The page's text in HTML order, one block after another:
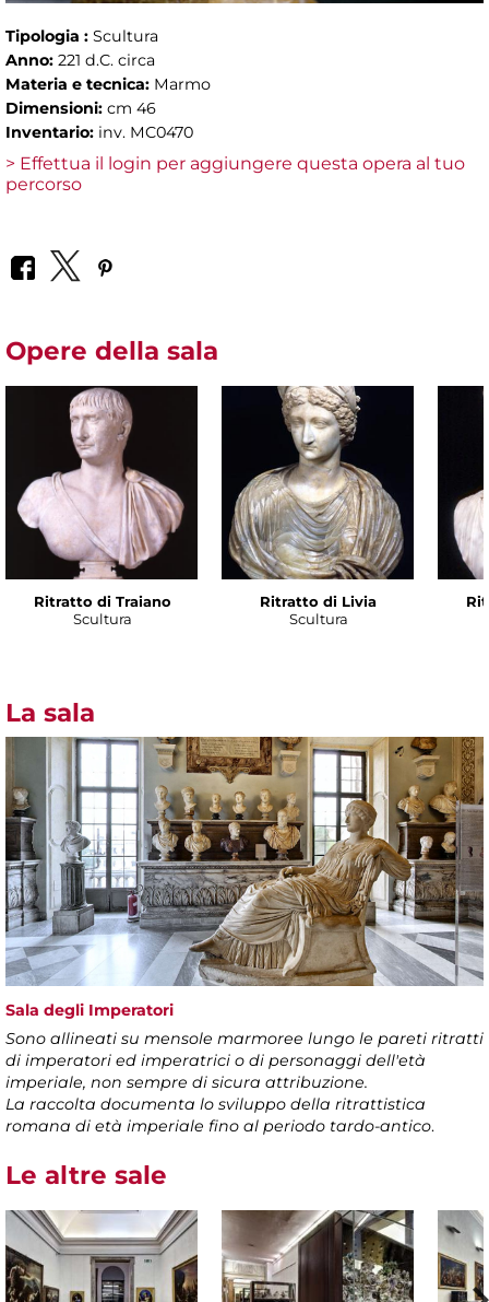
Tipologia : Scultura
Anno: 221 d.C. circa
Materia e tecnica: Marmo
Dimensioni: cm 46
Inventario: inv. MC0470
> Effettua il login per aggiungere questa opera al tuo
percorso
Opere della sala
Ritratto di Traiano
Scultura
Ritratto di Livia
Scultura
La sala
Sala degli Imperatori
Sono allineati su mensole marmoree lungo le pareti ritratti
di imperatori ed imperatrici o di personaggi dell'età
imperiale, non sempre di sicura attribuzione.
La raccolta documenta lo sviluppo della ritrattistica
romana di età imperiale fino al periodo tardo-antico.
Le altre sale